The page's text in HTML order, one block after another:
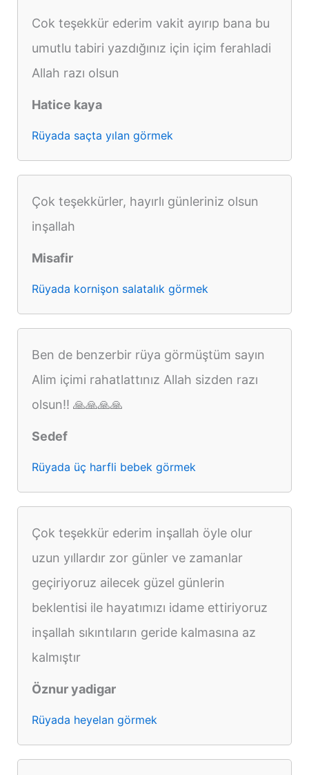
Cok teşekkür ederim vakit ayırıp bana bu
umutlu tabiri yazdığınız için içim ferahladi
Allah razı olsun
Hatice kaya
Rüyada saçta yılan görmek
Çok teşekkürler, hayırlı günleriniz olsun
inşallah
Misafir
Rüyada kornişon salatalık görmek
Ben de benzerbir rüya görmüştüm sayın
Alim içimi rahatlattınız Allah sizden razı
olsun!! 🙏🙏🙏🙏
Sedef
Rüyada üç harfli bebek görmek
Çok teşekkür ederim inşallah öyle olur
uzun yıllardır zor günler ve zamanlar
geçiriyoruz ailecek güzel günlerin
beklentisi ile hayatımızı idame ettiriyoruz
inşallah sıkıntıların geride kalmasına az
kalmıştır
Öznur yadigar
Rüyada heyelan görmek